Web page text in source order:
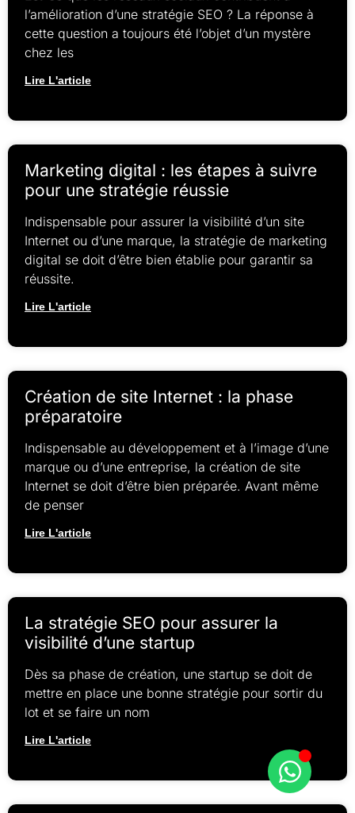
l’amélioration d’une stratégie SEO ? La réponse à
cette question a toujours été l’objet d’un mystère
chez les
Lire L'article
Marketing digital : les étapes à suivre
pour une stratégie réussie
Indispensable pour assurer la visibilité d’un site
Internet ou d’une marque, la stratégie de marketing
digital se doit d’être bien établie pour garantir sa
réussite.
Lire L'article
Création de site Internet : la phase
préparatoire
Indispensable au développement et à l’image d’une
marque ou d’une entreprise, la création de site
Internet se doit d’être bien préparée. Avant même
de penser
Lire L'article
La stratégie SEO pour assurer la
visibilité d’une startup
Dès sa phase de création, une startup se doit de
mettre en place une bonne stratégie pour sortir du
lot et se faire un nom
Lire L'article